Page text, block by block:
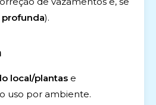
).
local/plantas e
uso por ambiente.